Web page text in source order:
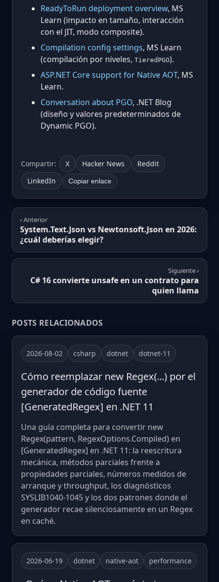
ReadyToRun deployment overview, MS
Learn (impacto en tamaño, interacción
con el JIT, modo composite).
Compilation config settings, MS Learn
(compilación por niveles, TieredPGO).
ASP.NET Core support for Native AOT, MS
Learn.
Conversation about PGO, .NET Blog
(diseño y valores predeterminados de
Dynamic PGO).
Compartir: X Hacker News
Reddit
LinkedIn
Copiar enlace
‹ Anterior
System.Text.Json vs Newtonsoft.Json en 2026:
¿cuál deberías elegir?
Siguiente ›
C# 16 convierte unsafe en un contrato para
quien llama
POSTS RELACIONADOS
2026-08-02 csharp dotnet dotnet-11
Cómo reemplazar new Regex(...) por el
generador de código fuente
[GeneratedRegex] en .NET 11
Una guía completa para convertir new
Regex(pattern, RegexOptions.Compiled) en
[GeneratedRegex] en .NET 11: la reescritura
mecánica, métodos parciales frente a
propiedades parciales, números medidos de
arranque y throughput, los diagnósticos
SYSLIB1040-1045 y los dos patrones donde el
generador recae silenciosamente en un Regex
en caché.
2026-06-19 dotnet native-aot performance